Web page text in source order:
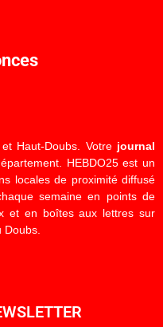
Haut-Doubs. Votre journal
HEBDO25 est un
locales de proximité diffusé
semaine en points de
et en boîtes aux lettres sur
Doubs.